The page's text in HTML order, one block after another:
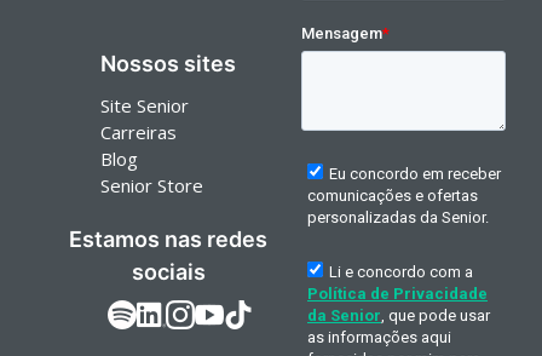
Nossos sites
Site Senior
Carreiras
Blog
Senior Store
Estamos nas redes
sociais